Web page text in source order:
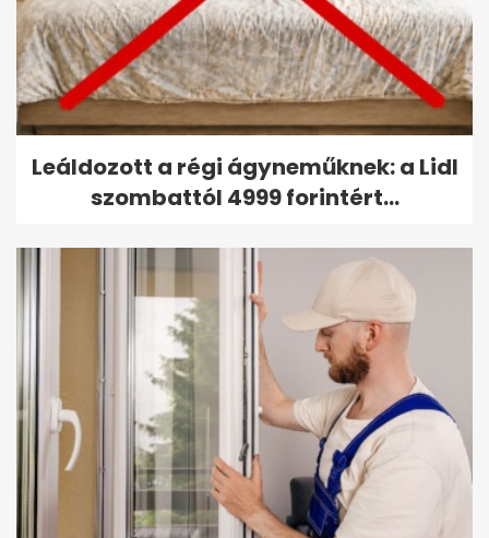
Leáldozott a régi ágyneműknek: a Lidl
szombattól 4999 forintért...